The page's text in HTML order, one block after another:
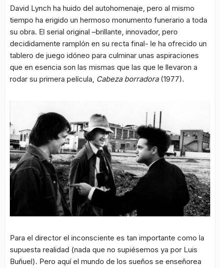
David Lynch ha huido del autohomenaje, pero al mismo
tiempo ha erigido un hermoso monumento funerario a toda
su obra. El serial original –brillante, innovador, pero
decididamente ramplón en su recta final- le ha ofrecido un
tablero de juego idóneo para culminar unas aspiraciones
que en esencia son las mismas que las que le llevaron a
rodar su primera película, Cabeza borradora(1977).
Para el director el inconsciente es tan importante como la
supuesta realidad (nada que no supiésemos ya por Luis
Buñuel). Pero aquí el mundo de los sueños se enseñorea